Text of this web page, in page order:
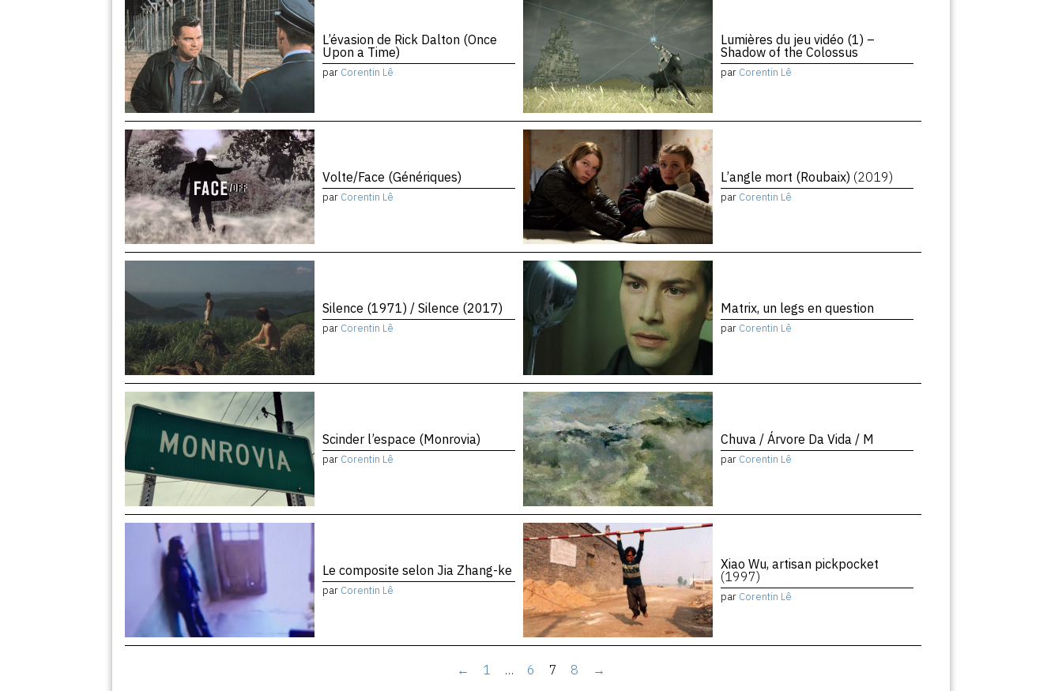
L’évasion de Rick Dalton (Once
Upon a Time)
par Corentin Lê
Lumières du jeu vidéo (1) –
Shadow of the Colossus
par Corentin Lê
Volte/Face (Génériques)
par Corentin Lê
L’angle mort (Roubaix) (2019)
par Corentin Lê
Silence (1971) / Silence (2017)
par Corentin Lê
Matrix, un legs en question
par Corentin Lê
Scinder l’espace (Monrovia)
par Corentin Lê
Chuva / Árvore Da Vida / M
par Corentin Lê
Le composite selon Jia Zhang-ke
par Corentin Lê
Xiao Wu, artisan pickpocket
(1997)
par Corentin Lê
← 1 … 6 7 8 →